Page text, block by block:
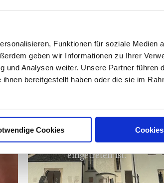
Funktionen für soziale Medien
geben wir Informationen zu Ihrer
und Analysen weiter. Unsere Partner führen
bereitgestellt haben oder die sie im
Cookies
Das Standesamt Seeon-
Seebruck stellt für alle
Personen, die in seinem
Sterbeurkunden aus.
Weiterhin werden alle
Sterbefälle beurkundet, deren
Todesfall in Seeon-Seebruck
eingetreten ist.